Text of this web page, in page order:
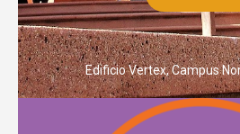
Edificio Vertex, Campus